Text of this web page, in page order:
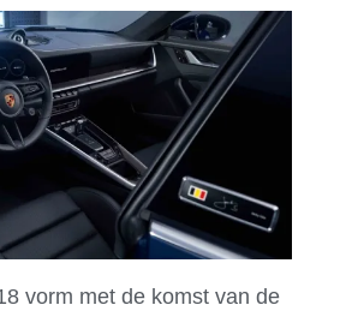
vorm met de komst van de